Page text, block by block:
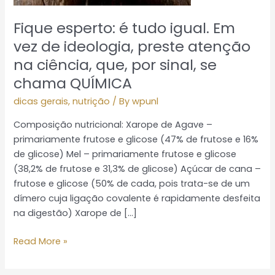
Fique esperto: é tudo igual. Em
vez de ideologia, preste atenção
na ciência, que, por sinal, se
chama QUÍMICA
dicas gerais,nutrição / Bywpunl
Composição nutricional: Xarope de Agave –
primariamente frutose e glicose (47% de frutose e 16%
de glicose) Mel – primariamente frutose e glicose
(38,2% de frutose e 31,3% de glicose) Açúcar de cana –
frutose e glicose (50% de cada, pois trata-se de um
dímero cuja ligação covalente é rapidamente desfeita
na digestão) Xarope de […]
de
ideologia,
preste
atenção
na
ciência,
que,
sinal,
se
chama
QUÍMICA
Read More »